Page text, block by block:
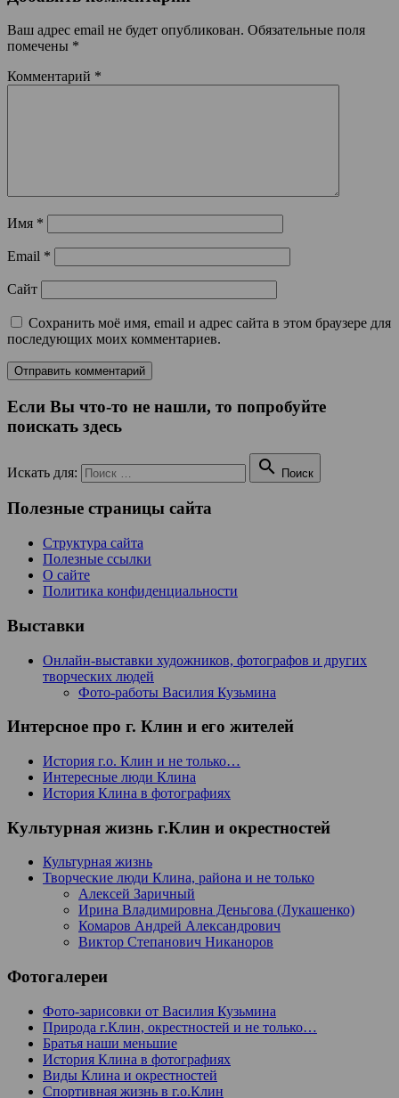
Ваш адрес email не будет опубликован. Обязательные поля
помечены *
Комментарий *
Имя *
Email *
Сайт
Сохранить моё имя, email и адрес сайта в этом браузере для
последующих моих комментариев.
Если Вы что-то не нашли, то попробуйте
поискать здесь
Искать для:  Поиск
Полезные страницы сайта
Структура сайта
Полезные ссылки
О сайте
Политика конфиденциальности
Выставки
Онлайн-выставки художников, фотографов и других
творческих людей
Фото-работы Василия Кузьмина
Интерсное про г. Клин и его жителей
История г.о. Клин и не только…
Интересные люди Клина
История Клина в фотографиях
Культурная жизнь г.Клин и окрестностей
Культурная жизнь
Творческие люди Клина, района и не только
Алексей Заричный
Ирина Владимировна Деньгова (Лукашенко)
Комаров Андрей Александрович
Виктор Степанович Никаноров
Фотогалереи
Фото-зарисовки от Василия Кузьмина
Природа г.Клин, окрестностей и не только…
Братья наши меньшие
История Клина в фотографиях
Виды Клина и окрестностей
Спортивная жизнь в г.о.Клин